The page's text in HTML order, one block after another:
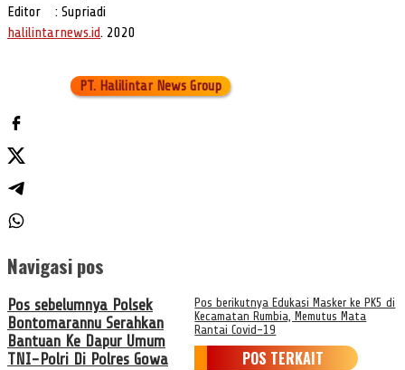
Editor : Supriadi
halilintarnews.id. 2020
PT. Halilintar News Group
Navigasi pos
Pos sebelumnya Polsek
Bontomarannu Serahkan
Bantuan Ke Dapur Umum
TNI-Polri Di Polres Gowa
Pos berikutnya Edukasi Masker ke PK5 di
Kecamatan Rumbia, Memutus Mata
Rantai Covid-19
POS TERKAIT